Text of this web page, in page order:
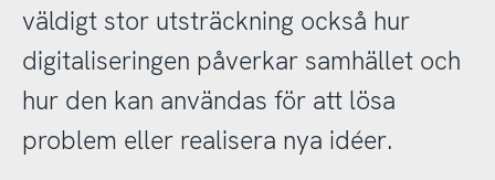
väldigt stor utsträckning också hur
digitaliseringen påverkar samhället och
hur den kan användas för att lösa
problem eller realisera nya idéer.